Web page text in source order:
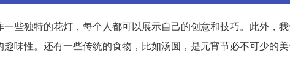
些独特的花灯，每个人都可以展示自己的创意和技巧。此外，
味性。还有一些传统的食物，比如汤圆，是元宵节必不可少的